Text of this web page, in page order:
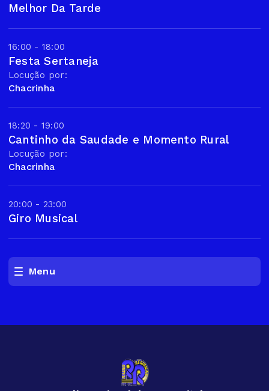
Melhor Da Tarde
16:00 - 18:00
Festa Sertaneja
Locução por:
Chacrinha
18:20 - 19:00
Cantinho da Saudade e Momento Rural
Locução por:
Chacrinha
20:00 - 23:00
Giro Musical
Menu